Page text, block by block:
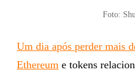
Foto:
Um dia após perder mais
Ethereum e tokens